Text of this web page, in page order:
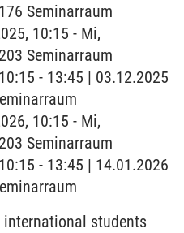
Seminarraum
10:15 - Mi,
Seminarraum
- 13:45 | 03.12.2025
10:15 - Mi,
Seminarraum
- 13:45 | 14.01.2026
international students